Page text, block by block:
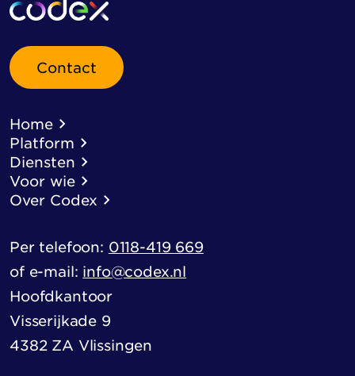
Contact
Home
Platform
Diensten
Voor wie
Over Codex
Per telefoon: 0118-419 669
of e-mail: info@codex.nl
Hoofdkantoor
Visserijkade 9
4382 ZA Vlissingen